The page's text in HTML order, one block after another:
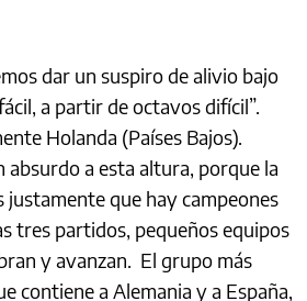
dar un suspiro de alivio bajo
a partir de octavos difícil”.
Holanda (Países Bajos).
absurdo a esta altura, porque la
justamente que hay campeones
tres partidos, pequeños equipos
y avanzan. El grupo más
contiene a Alemania y a España,